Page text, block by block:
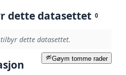
dette datasettet 0
dette datasettet.
Gøym tomme rader